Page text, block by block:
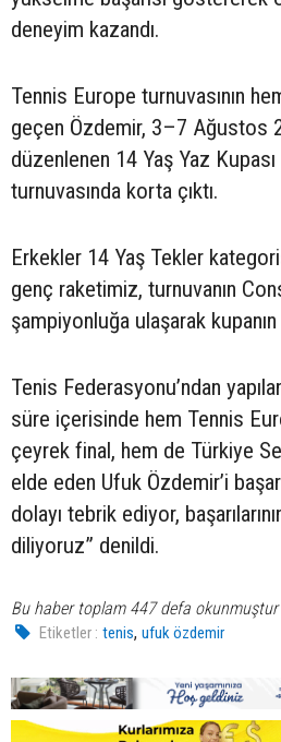
deneyim kazandı.
Tennis Europe turnuvasının
geçen Özdemir, 3–7 Ağustos
düzenlenen 14 Yaş Yaz
turnuvasında korta çıktı.
Erkekler 14 Yaş Tekler
genç raketimiz, turnuvanın
şampiyonluğa ulaşarak
Tenis Federasyonu’ndan
süre içerisinde hem Tennis
çeyrek final, hem de Türkiye
elde eden Ufuk Özdemir’i
dolayı tebrik ediyor,
diliyoruz” denildi.
Bu haber toplam 447 defa okunmuştur
Etiketler : tenis,ufuk özdemir